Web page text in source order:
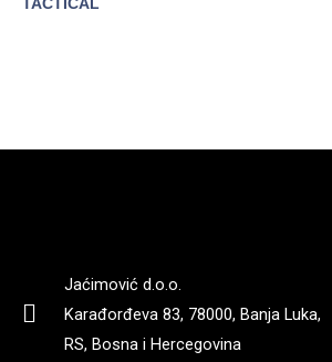
Jaćimović d.o.o.
Karađorđeva 83, 78000, Banja Luka,
RS, Bosna i Hercegovina